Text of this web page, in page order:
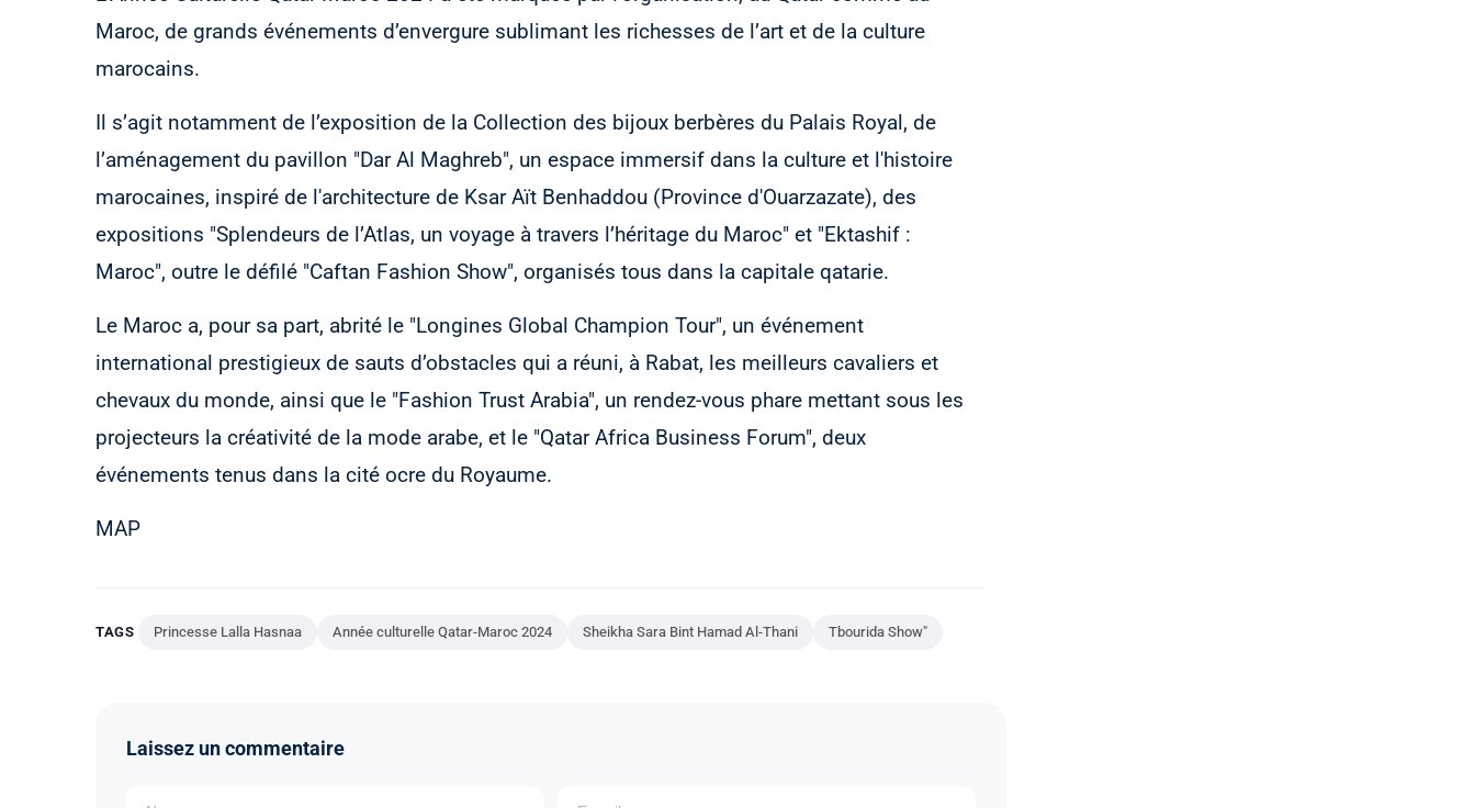
Maroc, de grands événements d’envergure sublimant les richesses de l’art et de la culture
marocains.
Il s’agit notamment de l’exposition de la Collection des bijoux berbères du Palais Royal, de
l’aménagement du pavillon "Dar Al Maghreb", un espace immersif dans la culture et l'histoire
marocaines, inspiré de l'architecture de Ksar Aït Benhaddou (Province d'Ouarzazate), des
expositions "Splendeurs de l’Atlas, un voyage à travers l’héritage du Maroc" et "Ektashif :
Maroc", outre le défilé "Caftan Fashion Show", organisés tous dans la capitale qatarie.
Le Maroc a, pour sa part, abrité le "Longines Global Champion Tour", un événement
international prestigieux de sauts d’obstacles qui a réuni, à Rabat, les meilleurs cavaliers et
chevaux du monde, ainsi que le "Fashion Trust Arabia", un rendez-vous phare mettant sous les
projecteurs la créativité de la mode arabe, et le "Qatar Africa Business Forum", deux
événements tenus dans la cité ocre du Royaume.
MAP
TAGS Princesse Lalla Hasnaa Année culturelle Qatar-Maroc 2024 Sheikha Sara Bint Hamad Al-Thani Tbourida Show"
Laissez un commentaire